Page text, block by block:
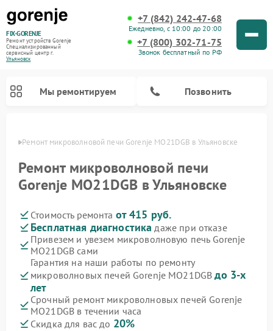
FIX-GORENJE
Ремонт устройств Gorenje
Специализированный
cервисный центр г.
Ульяновск
+7 (842) 242-47-68
Ежедневно, с 10:00 до 20:00
+7 (800) 302-71-75
Звонок бесплатный по РФ
Мы ремонтируем Позвонить
Ремонт микроволновой печи Gorenje MO21DGB в Ульяновске
Ремонт микроволновой печи
Gorenje MO21DGB в Ульяновске
Стоимость ремонта от 415 руб.
Бесплатная диагностика даже при отказе
Привезем и увезем микроволновую печь Gorenje
MO21DGB сами
Гарантия на наши работы по ремонту
микроволновых печей Gorenje MO21DGBдо 3-х
лет
Срочный ремонт микроволновых печей Gorenje
MO21DGB в течении часа
Скидка для вас до 20%